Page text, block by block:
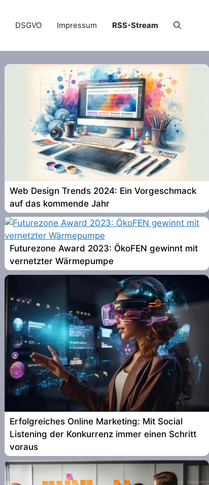
DSGVO Impressum RSS-Stream
Web Design Trends 2024: Ein Vorgeschmack
auf das kommende Jahr
Futurezone Award 2023: ÖkoFEN gewinnt mit
vernetzter Wärmepumpe
Erfolgreiches Online Marketing: Mit Social
Listening der Konkurrenz immer einen Schritt
voraus